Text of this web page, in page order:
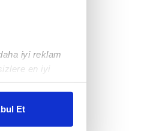
iyi reklam
en iyi
Et